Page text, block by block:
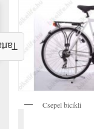
Csepel bicikli